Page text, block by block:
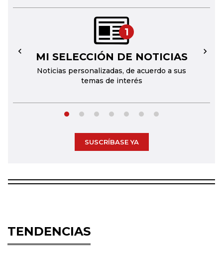
1
MI SELECCIÓN DE NOTICIAS
Noticias personalizadas, de acuerdo a sus
temas de interés
← →
SUSCRÍBASE YA
TENDENCIAS